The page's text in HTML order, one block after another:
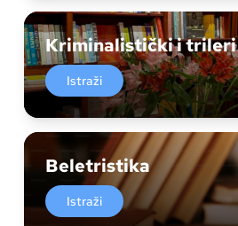
Kriminalistički i trileri
Istraži
Beletristika
Istraži